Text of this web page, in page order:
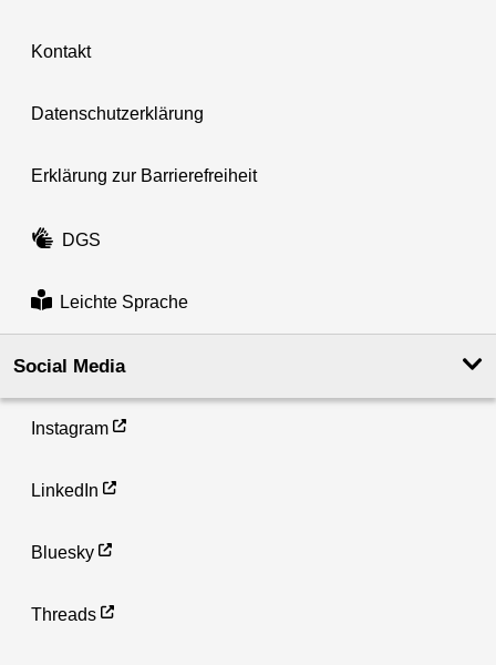
Kontakt
Datenschutzerklärung
Erklärung zur Barrierefreiheit
DGS
Leichte Sprache
Social Media
Instagram
LinkedIn
Bluesky
Threads